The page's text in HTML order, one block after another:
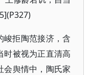
峻拒陶范接济，含
时被视为正直清高
会舆情中，陶氏家